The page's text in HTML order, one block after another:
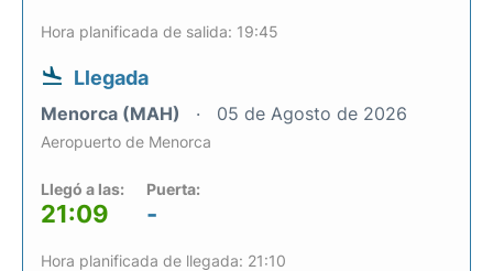
Hora planificada de salida: 19:45
Llegada
Menorca (MAH) 05 de Agosto de 2026
Aeropuerto de Menorca
Llegó a las:
21:09
Puerta:
-
Hora planificada de llegada: 21:10